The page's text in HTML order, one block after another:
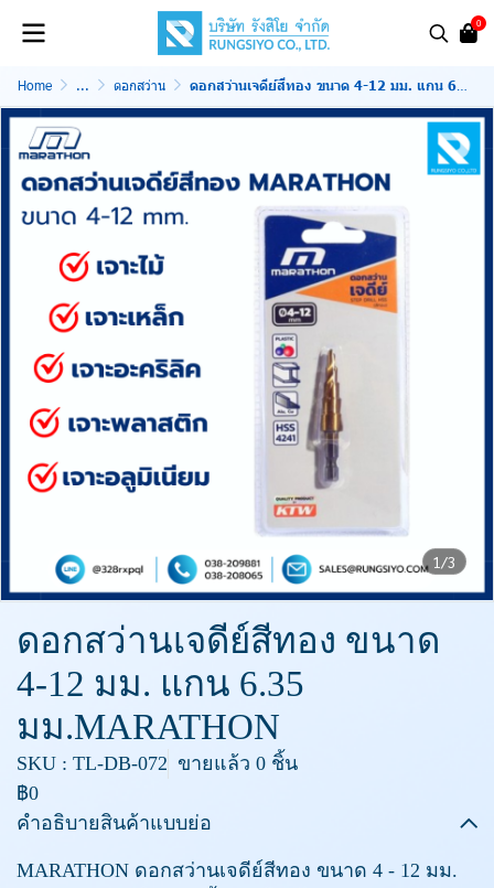
0
Home ... ดอกสว่าน ดอกสว่านเจดีย์สีทอง ขนาด 4-12 มม. แกน 6.35 มม.MARATHON
1/3
ดอกสว่านเจดีย์สีทอง ขนาด
4-12 มม. แกน 6.35
มม.MARATHON
SKU : TL-DB-072 ขายแล้ว 0 ชิ้น
฿0
คำอธิบายสินค้าแบบย่อ
MARATHON ดอกสว่านเจดีย์สีทอง ขนาด 4 - 12 มม.